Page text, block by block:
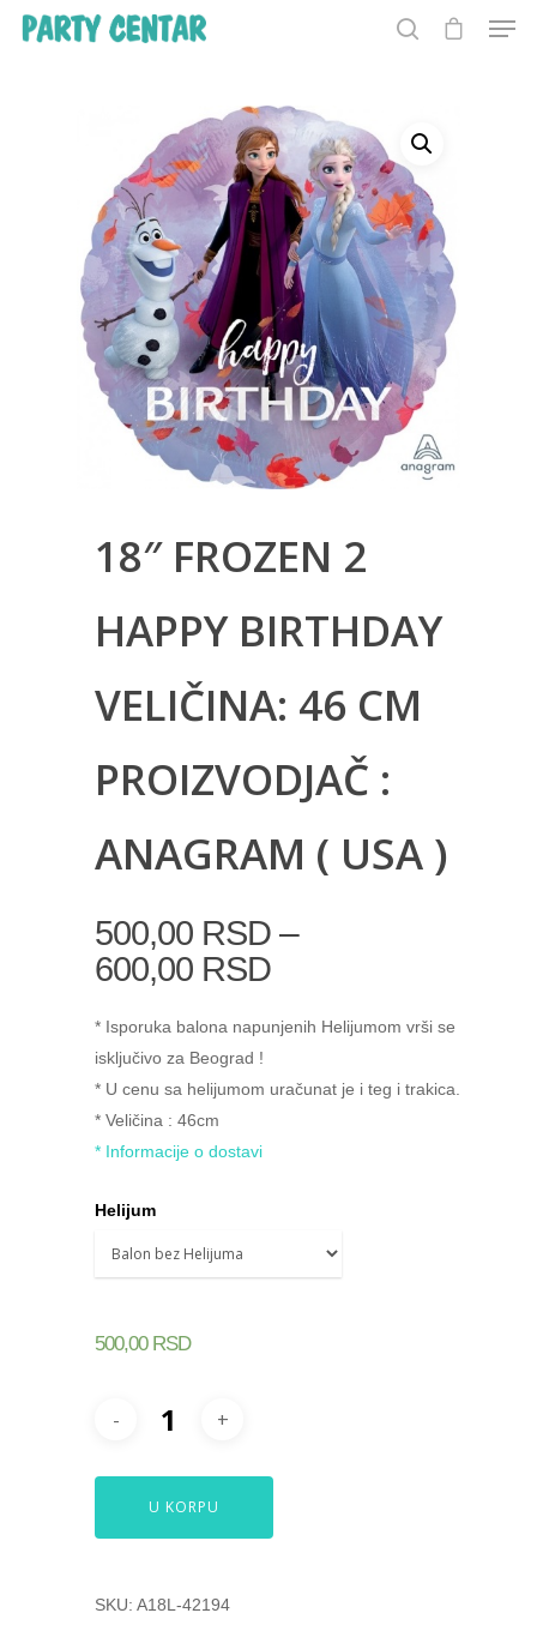
Hit enter to search or ESC to close
18″ FROZEN 2
HAPPY BIRTHDAY
VELIČINA: 46 CM
PROIZVODJAČ :
ANAGRAM ( USA )
500,00 RSD –
600,00 RSD
* Isporuka balona napunjenih Helijumom vrši se
isključivo za Beograd !
* U cenu sa helijumom uračunat je i teg i trakica.
* Veličina : 46cm
* Informacije o dostavi
Helijum
500,00 RSD
U KORPU
SKU: A18L-42194